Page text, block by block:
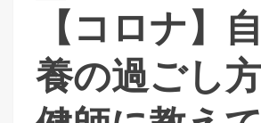
【コロナ】
養の過ごし